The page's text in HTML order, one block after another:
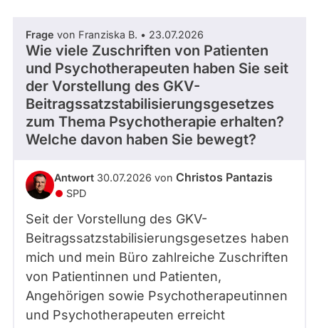
Frage von Franziska B. • 23.07.2026
Wie viele Zuschriften von Patienten
und Psychotherapeuten haben Sie seit
der Vorstellung des GKV-
Beitragssatzstabilisierungsgesetzes
zum Thema Psychotherapie erhalten?
Welche davon haben Sie bewegt?
Antwort 30.07.2026 von Christos Pantazis
SPD
Seit der Vorstellung des GKV-
Beitragssatzstabilisierungsgesetzes haben
mich und mein Büro zahlreiche Zuschriften
von Patientinnen und Patienten,
Angehörigen sowie Psychotherapeutinnen
und Psychotherapeuten erreicht